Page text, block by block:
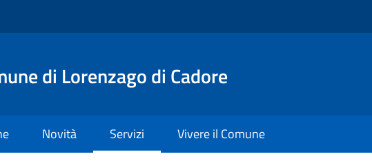
di Lorenzago di Cadore
Novità Servizi Vivere il Comune